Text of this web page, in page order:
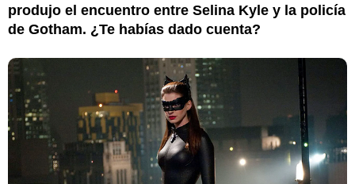
produjo el encuentro entre Selina Kyle y la policía
de Gotham. ¿Te habías dado cuenta?